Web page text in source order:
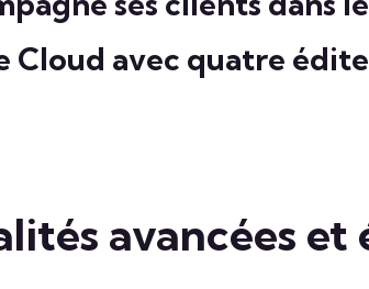
Cloud avec quatre
avancées et